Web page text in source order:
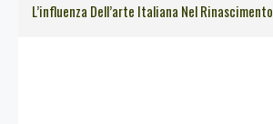
L’influenza Dell’arte Italiana Nel Rinascimento